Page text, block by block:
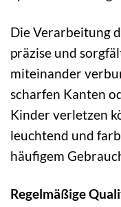
Die Verarbeitung
präzise und
miteinander
scharfen Kanten
Kinder verletzen
leuchtend und
häufigem
Regelmäßige